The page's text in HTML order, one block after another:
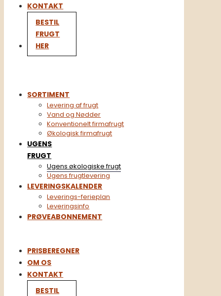
KONTAKT
BESTIL
FRUGT
HER
SORTIMENT
Levering af frugt
Vand og Nødder
Konventionelt firmafrugt​
Økologisk firmafrugt
UGENS
FRUGT
Ugens økologiske frugt
Ugens frugtlevering
LEVERINGSKALENDER
Leverings-ferieplan
Leveringsinfo
PRØVEABONNEMENT
PRISBEREGNER
OM OS
KONTAKT
BESTIL